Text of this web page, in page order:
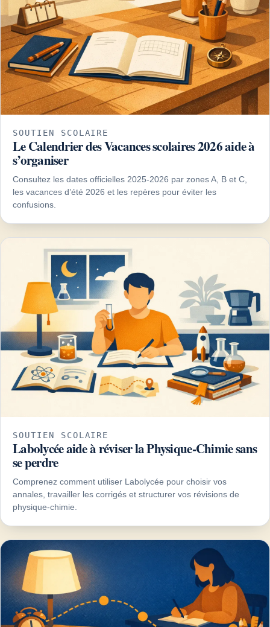
SOUTIEN SCOLAIRE
Le Calendrier des Vacances scolaires 2026 aide à
s’organiser
Consultez les dates officielles 2025-2026 par zones A, B et C,
les vacances d’été 2026 et les repères pour éviter les
confusions.
SOUTIEN SCOLAIRE
Labolycée aide à réviser la Physique-Chimie sans
se perdre
Comprenez comment utiliser Labolycée pour choisir vos
annales, travailler les corrigés et structurer vos révisions de
physique-chimie.